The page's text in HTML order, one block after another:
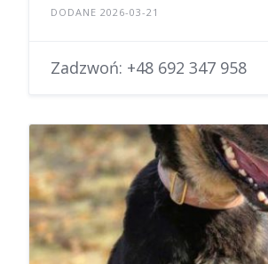
DODANE 2026-03-21
Zadzwoń: +48 692 347 958